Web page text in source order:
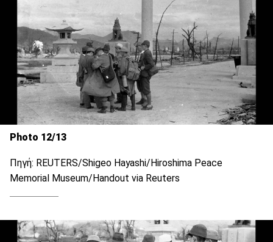
Photo 12/13
Πηγή: REUTERS/Shigeo Hayashi/Hiroshima Peace
Memorial Museum/Handout via Reuters